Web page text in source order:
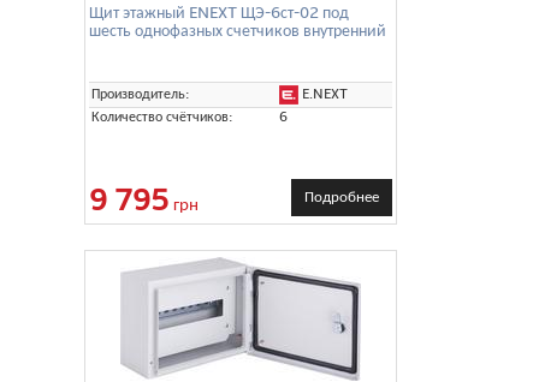
Щит этажный ENEXT ЩЭ-6ст-02 под
шесть однофазных счетчиков внутренний
Производитель:
E.NEXT
Количество счётчиков:
6
9 795 грн Подробнее